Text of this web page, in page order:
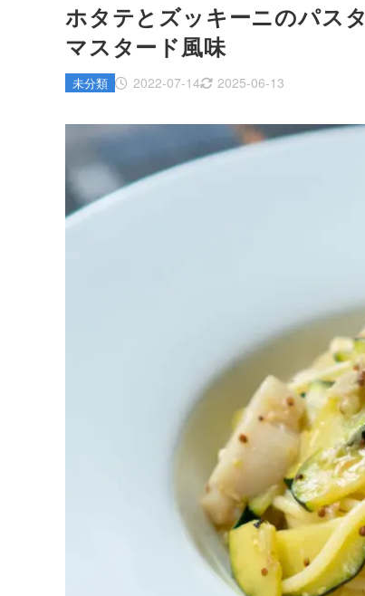
ホタテとズッキーニのパスタ
マスタード風味
2022-07-14 2025-06-13
未分類